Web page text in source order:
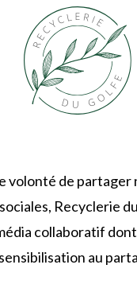
volonté de partager
Recyclerie
collaboratif
sensibilisation au